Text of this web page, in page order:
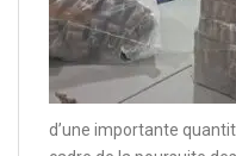
d’une importante